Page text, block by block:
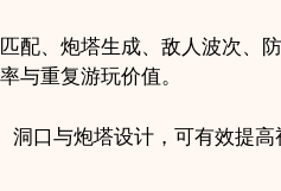
iOS
quantity
配、炮塔生成、敌人波次、
与重复游玩价值。
口与炮塔设计，可有效提高